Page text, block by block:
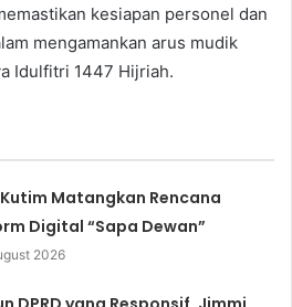
kesiapan personel dan
mengamankan arus mudik
Idulfitri 1447 Hijriah.
Kutim Matangkan Rencana
Digital “Sapa Dewan”
2026